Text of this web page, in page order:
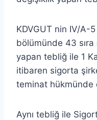
KDVGUT nin IV/A-5
bölümünde 43 sıra
yapan tebliğ ile 1
itibaren sigorta
teminat hükmünde
Aynı tebliğ ile